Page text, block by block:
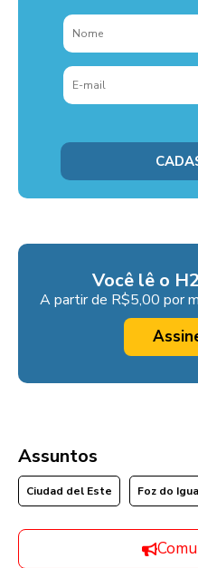
Você lê o
A partir de R$5,00 por
Assuntos
Ciudad del Este Foz do